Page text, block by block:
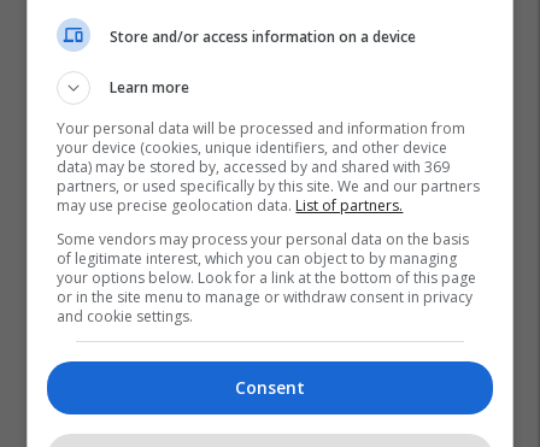
Store and/or access information on a device
Learn more
Your personal data will be processed and information from
your device (cookies, unique identifiers, and other device
data) may be stored by, accessed by and shared with 369
partners, or used specifically by this site. We and our partners
may use precise geolocation data. List of partners.
Some vendors may process your personal data on the basis
of legitimate interest, which you can object to by managing
your options below. Look for a link at the bottom of this page
or in the site menu to manage or withdraw consent in privacy
and cookie settings.
Consent